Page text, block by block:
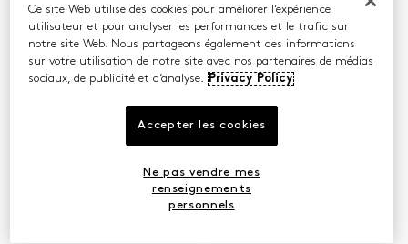
Ce site Web utilise des cookies pour améliorer l’expérience
utilisateur et pour analyser les performances et le trafic sur
notre site Web. Nous partageons également des informations
sur votre utilisation de notre site avec nos partenaires de médias
sociaux, de publicité et d’analyse. Privacy Policy
Accepter les cookies
Ne pas vendre mes
renseignements
personnels